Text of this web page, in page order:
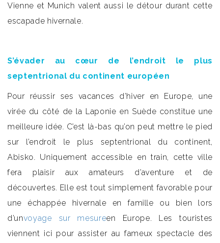
Vienne et Munich valent aussi le détour durant cette
escapade hivernale.
S’évader au cœur de l’endroit le plus
septentrional du continent européen
Pour réussir ses vacances d’hiver en Europe, une
virée du côté de la Laponie en Suède constitue une
meilleure idée. C’est là-bas qu’on peut mettre le pied
sur l’endroit le plus septentrional du continent,
Abisko. Uniquement accessible en train, cette ville
fera plaisir aux amateurs d’aventure et de
découvertes. Elle est tout simplement favorable pour
une échappée hivernale en famille ou bien lors
d’unvoyage sur mesureen Europe. Les touristes
viennent ici pour assister au fameux spectacle des